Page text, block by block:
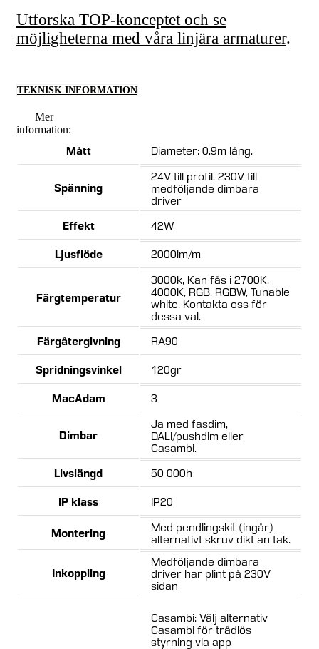
Utforska TOP-konceptet och se
möjligheterna med våra linjära armaturer.
TEKNISK INFORMATION
Mer
information:
Mått
Diameter: 0,9m lång.
Spänning
24V till profil. 230V till
medföljande dimbara
driver
Effekt 42W
Ljusflöde 2000lm/m
Färgtemperatur
3000k, Kan fås i 2700K,
4000K, RGB, RGBW, Tunable
white. Kontakta oss för
dessa val.
Färgåtergivning RA90
Spridningsvinkel 120gr
MacAdam 3
Dimbar
Ja med fasdim,
DALI/pushdim eller
Casambi.
Livslängd 50 000h
IP klass IP20
Montering
Med pendlingskit (ingår)
alternativt skruv dikt an tak.
Inkoppling
Medföljande dimbara
driver har plint på 230V
sidan
Casambi: Välj alternativ
Casambi för trådlös
styrning via app